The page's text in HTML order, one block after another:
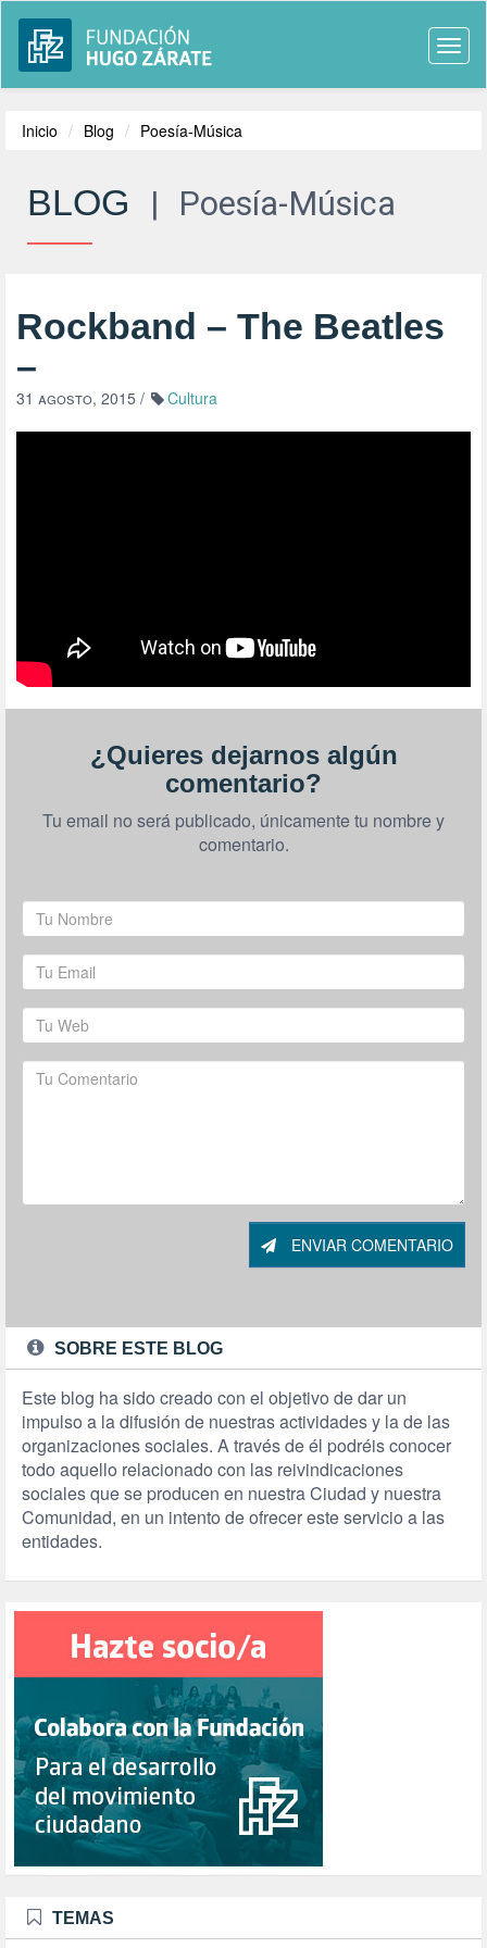
Inicio Blog Poesía-Música
BLOG | Poesía-Música
Rockband – The Beatles
–
31 agosto, 2015 / Cultura
¿Quieres dejarnos algún
comentario?
Tu email no será publicado, únicamente tu nombre y
comentario.
ENVIAR COMENTARIO
SOBRE ESTE BLOG
Este blog ha sido creado con el objetivo de dar un
impulso a la difusión de nuestras actividades y la de las
organizaciones sociales. A través de él podréis conocer
todo aquello relacionado con las reivindicaciones
sociales que se producen en nuestra Ciudad y nuestra
Comunidad, en un intento de ofrecer este servicio a las
entidades.
TEMAS